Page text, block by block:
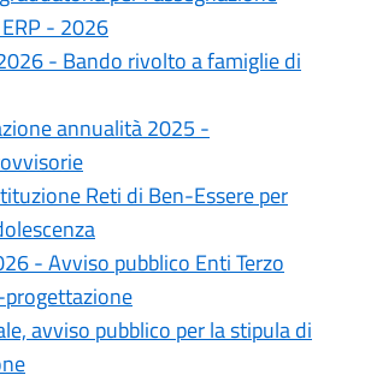
- 2026
- Bando rivolto a famiglie di
annualità 2025 -
Reti di Ben-Essere per
- Avviso pubblico Enti Terzo
avviso pubblico per la stipula di